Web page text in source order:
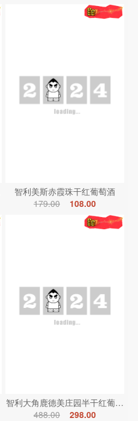
智利美斯赤霞珠干红葡萄酒
179.00
108.00
智利大角鹿德美庄园半干红葡萄酒
488.00
298.00